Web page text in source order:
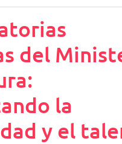
del
la
y el